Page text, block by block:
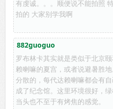
有虔诚。。。顺便说不能拍照
拍的 大家别学我啊
882guoguo
罗布林卡其实就是类似于北京
赖喇嘛的夏宫，或者说避暑胜
分散的，每代达赖喇嘛都会有
成了纪念馆。这里环境很好，
当头也不至于有烤焦的感觉。